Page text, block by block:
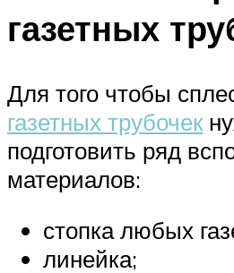
газетных
Для того чтобы
газетных трубочек
подготовить ряд
материалов:
стопка любых
линейка;